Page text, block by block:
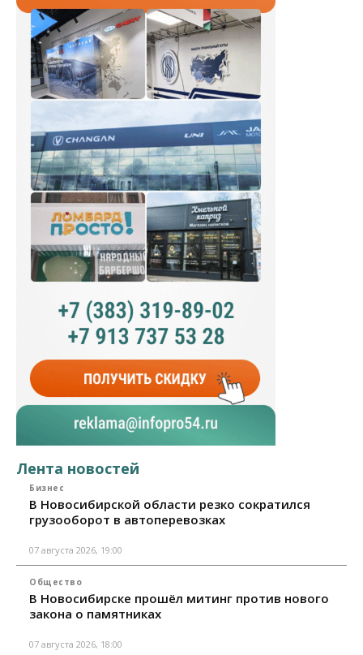
Лента новостей
Бизнес
В Новосибирской области резко сократился
грузооборот в автоперевозках
07 августа 2026, 19:00
Общество
В Новосибирске прошёл митинг против нового
закона о памятниках
07 августа 2026, 18:00